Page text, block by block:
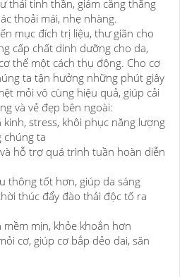
thái tinh thần, giảm căng thẳng
thoải mái, nhẹ nhàng.
mục đích trị liệu, thư giãn cho
cấp chất dinh dưỡng cho da,
thể một cách thụ động. Cho cơ
ta tận hưởng những phút giây
mỏi vô cùng hiệu quả, giúp cải
và vẻ đẹp bên ngoài:
stress, khôi phục năng lượng
chúng ta
hỗ trợ quá trình tuần hoàn diễn
thông tốt hơn, giúp da sáng
thúc đẩy đào thải độc tố ra
mịn, khỏe khoắn hơn
cơ, giúp cơ bắp dẻo dai, săn